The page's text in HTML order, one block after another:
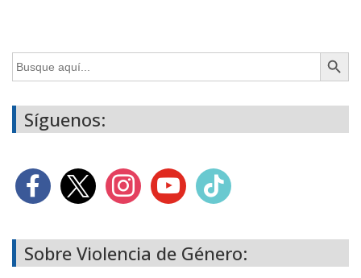
Buscar: Botón de
Síguenos:
Sobre Violencia de Género: